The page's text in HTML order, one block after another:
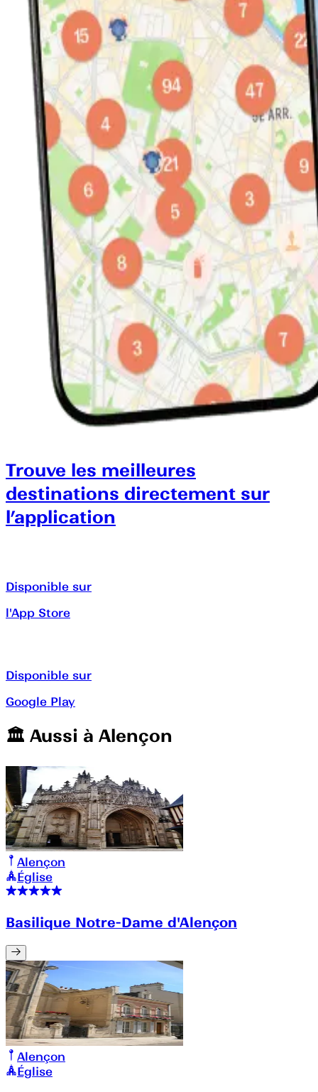
Trouve les meilleures
destinations directement sur
l’application
Disponible sur
l'App Store
Disponible sur
Google Play
🏛️️ Aussi à Alençon
Alençon
Église
Basilique Notre-Dame d'Alençon
Alençon
Église